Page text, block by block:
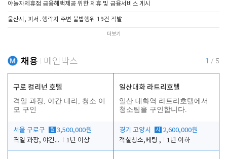
야놀자제휴점 금융혜택제공 위한 제휴 및 금융서비스 게시
울산시, 피서․행락지 주변 불법행위 19건 적발
더보기
채용 메인박스 1 / 5
구로 컬리넌 호텔
격일 과장, 야간 대리, 청소 이
모 구인
서울 구로구 월 3,500,000원
격일 과장, 야간 대리, 청소 이모
1년 이상
일산대화 라트리호텔
일산 대화역 라트리호텔에서
청소팀을 구인합니다.
경기 고양시 시
2,600,000원
객실청소,베팅 ,
1년 이하